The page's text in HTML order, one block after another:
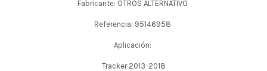
Fabricante: OTROS ALTERNATIVO
Referencia: 95146958
Aplicación:
Tracker 2013-2018